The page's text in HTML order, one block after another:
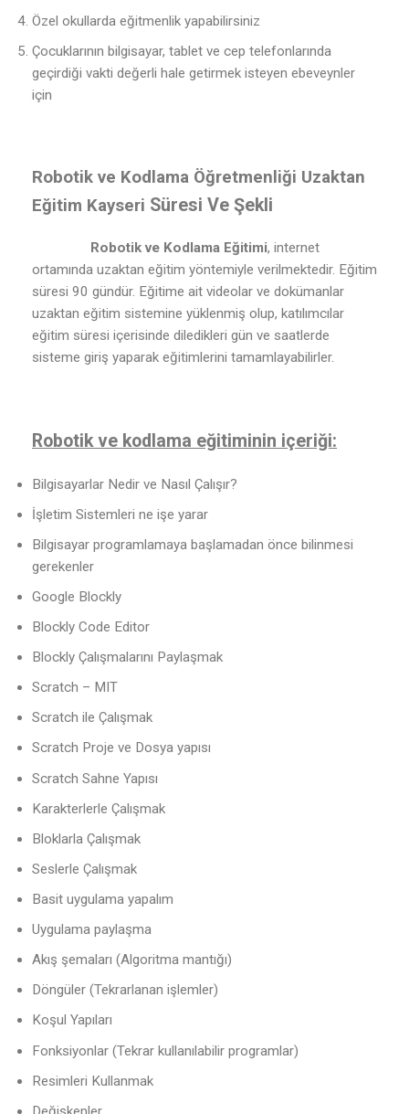
Özel okullarda eğitmenlik yapabilirsiniz
Çocuklarının bilgisayar, tablet ve cep telefonlarında
geçirdiği vakti değerli hale getirmek isteyen ebeveynler
için
Robotik ve Kodlama Öğretmenliği Uzaktan
Eğitim Kayseri Süresi Ve Şekli
Robotik ve Kodlama Eğitimi, internet
ortamında uzaktan eğitim yöntemiyle verilmektedir. Eğitim
süresi 90 gündür. Eğitime ait videolar ve dokümanlar
uzaktan eğitim sistemine yüklenmiş olup, katılımcılar
eğitim süresi içerisinde diledikleri gün ve saatlerde
sisteme giriş yaparak eğitimlerini tamamlayabilirler.
Robotik ve kodlama eğitiminin içeriği:
Bilgisayarlar Nedir ve Nasıl Çalışır?
İşletim Sistemleri ne işe yarar
Bilgisayar programlamaya başlamadan önce bilinmesi
gerekenler
Google Blockly
Blockly Code Editor
Blockly Çalışmalarını Paylaşmak
Scratch – MIT
Scratch ile Çalışmak
Scratch Proje ve Dosya yapısı
Scratch Sahne Yapısı
Karakterlerle Çalışmak
Bloklarla Çalışmak
Seslerle Çalışmak
Basit uygulama yapalım
Uygulama paylaşma
Akış şemaları (Algoritma mantığı)
Döngüler (Tekrarlanan işlemler)
Koşul Yapıları
Fonksiyonlar (Tekrar kullanılabilir programlar)
Resimleri Kullanmak